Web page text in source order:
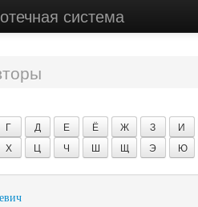
система
Г Д Е Ё Ж З
И
Х Ц Ч Ш Щ Э Ю